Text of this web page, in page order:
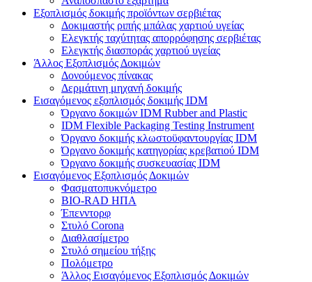
Εξοπλισμός δοκιμής προϊόντων σερβιέτας
Δοκιμαστής ριπής μπάλας χαρτιού υγείας
Ελεγκτής ταχύτητας απορρόφησης σερβιέτας
Ελεγκτής διασποράς χαρτιού υγείας
Άλλος Εξοπλισμός Δοκιμών
Δονούμενος πίνακας
Δερμάτινη μηχανή δοκιμής
Εισαγόμενος εξοπλισμός δοκιμής IDM
Όργανο δοκιμών IDM Rubber and Plastic
IDM Flexible Packaging Testing Instrument
Όργανο δοκιμής κλωστοϋφαντουργίας IDM
Όργανο δοκιμής κατηγορίας κρεβατιού IDM
Όργανο δοκιμής συσκευασίας IDM
Εισαγόμενος Εξοπλισμός Δοκιμών
Φασματοπυκνόμετρο
BIO-RAD ΗΠΑ
Έπενντορφ
Στυλό Corona
Διαθλασίμετρο
Στυλό σημείου τήξης
Πολόμετρο
Άλλος Εισαγόμενος Εξοπλισμός Δοκιμών